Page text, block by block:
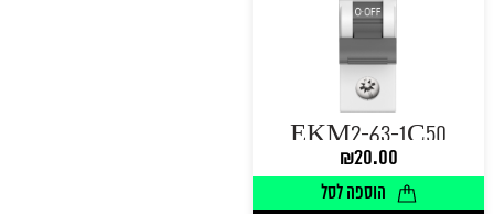
EKM2-63-1C50
₪20.00
הוספה לסל